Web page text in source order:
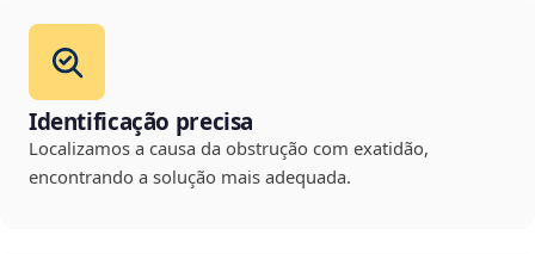
Identificação precisa
Localizamos a causa da obstrução com exatidão,
encontrando a solução mais adequada.